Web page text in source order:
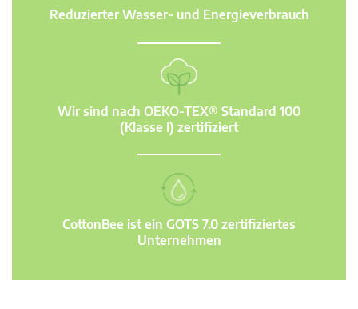
Reduzierter Wasser- und Energieverbrauch
Wir sind nach OEKO-TEX® Standard 100
(Klasse I) zertifiziert
CottonBee ist ein GOTS 7.0 zertifiziertes
Unternehmen